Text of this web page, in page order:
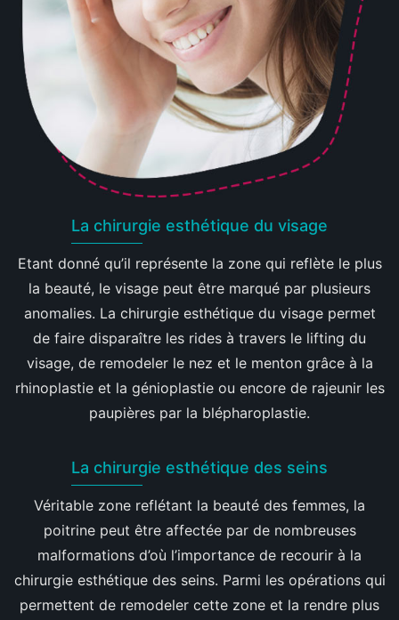
La chirurgie esthétique du visage
Etant donné qu’il représente la zone qui reflète le plus
la beauté, le visage peut être marqué par plusieurs
anomalies. La chirurgie esthétique du visage permet
de faire disparaître les rides à travers le lifting du
visage, de remodeler le nez et le menton grâce à la
rhinoplastie et la génioplastie ou encore de rajeunir les
paupières par la blépharoplastie.
La chirurgie esthétique des seins
Véritable zone reflétant la beauté des femmes, la
poitrine peut être affectée par de nombreuses
malformations d’où l’importance de recourir à la
chirurgie esthétique des seins. Parmi les opérations qui
permettent de remodeler cette zone et la rendre plus